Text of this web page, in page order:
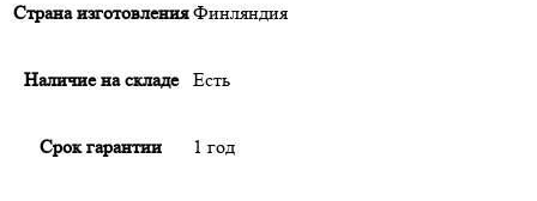
Страна изготовления Финляндия
Наличие на складе Есть
Срок гарантии 1 год